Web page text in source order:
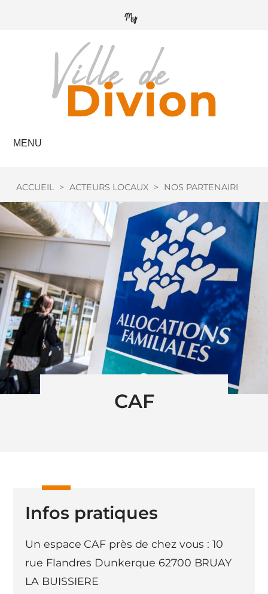
MENU
ACCUEIL > ACTEURS LOCAUX > NOS PARTENAIRES
CAF
Infos pratiques
Un espace CAF près de chez vous : 10
rue Flandres Dunkerque 62700 BRUAY
LA BUISSIERE